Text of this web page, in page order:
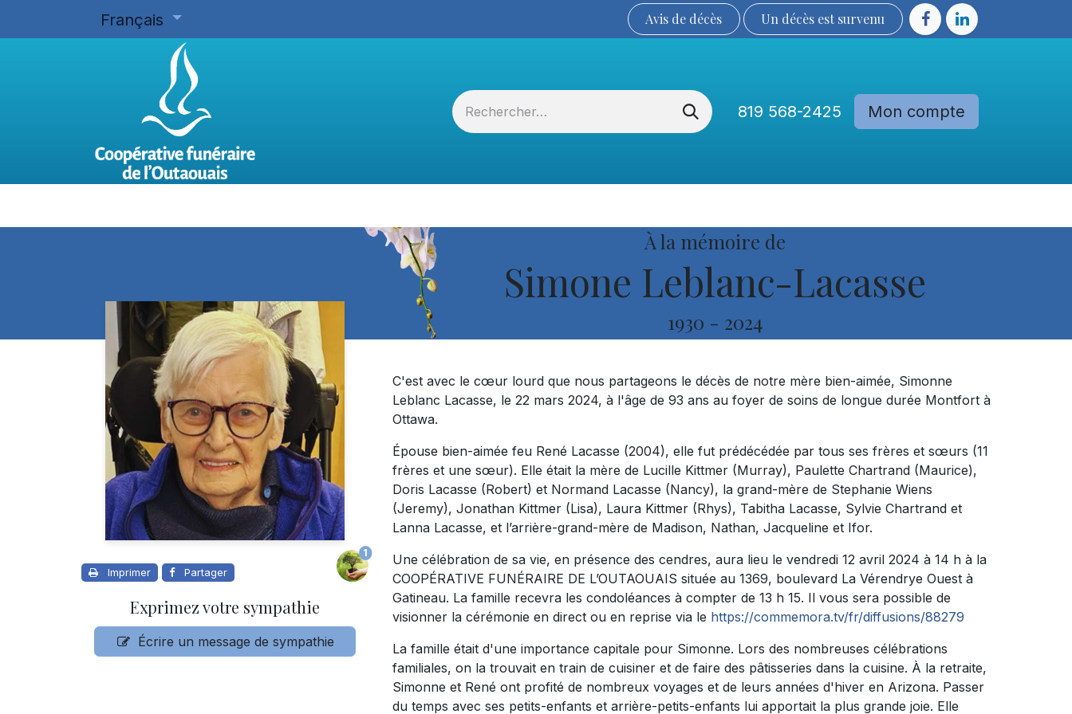
Français Avis de décès Un décès est sur​​​​​​​​ve​nu​​​​​​​​​​
819 568-2425 Mon compte
À la mémoire de
Simone Leblanc-Lacasse
1930 - 2024
Imprimer Partager
1
Exprimez votre sympathie
Écrire un message de sympathie
C'est avec le cœur lourd que nous partageons le décès de notre mère bien-aimée, Simonne
Leblanc Lacasse, le 22 mars 2024, à l'âge de 93 ans au foyer de soins de longue durée Montfort à
Ottawa.
Épouse bien-aimée feu René Lacasse (2004), elle fut prédécédée par tous ses frères et sœurs (11
frères et une sœur). Elle était la mère de Lucille Kittmer (Murray), Paulette Chartrand (Maurice),
Doris Lacasse (Robert) et Normand Lacasse (Nancy), la grand-mère de Stephanie Wiens
(Jeremy), Jonathan Kittmer (Lisa), Laura Kittmer (Rhys), Tabitha Lacasse, Sylvie Chartrand et
Lanna Lacasse, et l’arrière-grand-mère de Madison, Nathan, Jacqueline et Ifor.
Une célébration de sa vie, en présence des cendres, aura lieu le vendredi 12 avril 2024 à 14 h à la
COOPÉRATIVE FUNÉRAIRE DE L’OUTAOUAIS située au 1369, boulevard La Vérendrye Ouest à
Gatineau. La famille recevra les condoléances à compter de 13 h 15. Il vous sera possible de
visionner la cérémonie en direct ou en reprise via le https://commemora.tv/fr/diffusions/88279
La famille était d'une importance capitale pour Simonne. Lors des nombreuses célébrations
familiales, on la trouvait en train de cuisiner et de faire des pâtisseries dans la cuisine. À la retraite,
Simonne et René ont profité de nombreux voyages et de leurs années d'hiver en Arizona. Passer
du temps avec ses petits-enfants et arrière-petits-enfants lui apportait la plus grande joie. Elle